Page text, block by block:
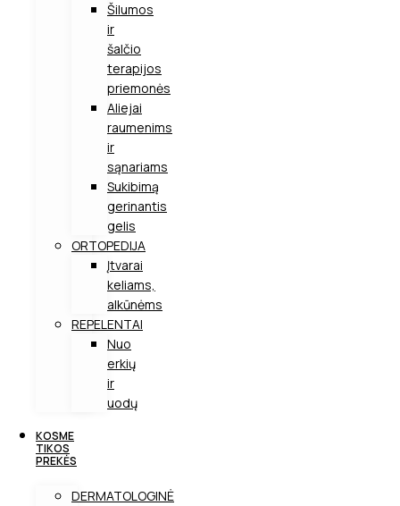
Šilumos
ir
šalčio
terapijos
priemonės
Aliejai
raumenims
ir
sąnariams
Sukibimą
gerinantis
gelis
ORTOPEDIJA
Įtvarai
keliams,
alkūnėms
REPELENTAI
Nuo
erkių
ir
uodų
KOSME
TIKOS
PREKĖS
DERMATOLOGINĖ